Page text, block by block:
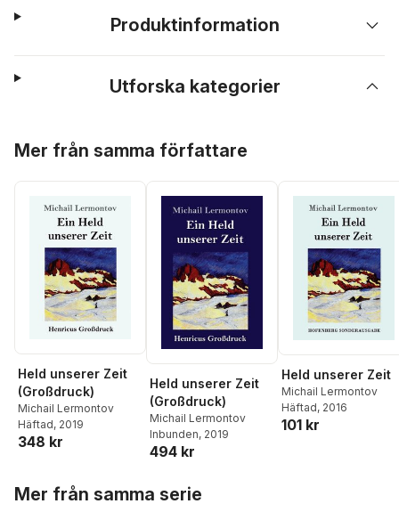
Produktinformation
Utforska kategorier
Mer från samma författare
Held unserer Zeit
(Großdruck)
Michail Lermontov
Häftad, 2019
348 kr
Held unserer Zeit
(Großdruck)
Michail Lermontov
Inbunden, 2019
494 kr
Held unserer Zeit
Michail Lermontov
Häftad, 2016
101 kr
Mer från samma serie